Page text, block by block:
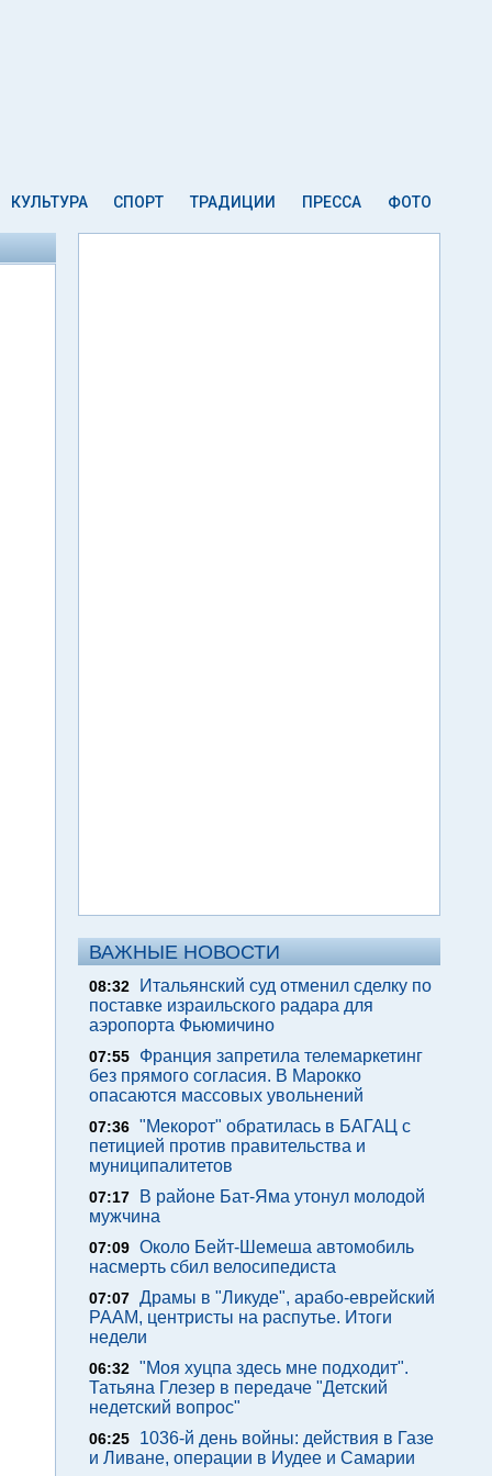
КУЛЬТУРА СПОРТ ТРАДИЦИИ ПРЕССА ФОТО
ВАЖНЫЕ НОВОСТИ
08:32
Итальянский суд отменил сделку по
поставке израильского радара для
аэропорта Фьюмичино
07:55
Франция запретила телемаркетинг
без прямого согласия. В Марокко
опасаются массовых увольнений
07:36 "Мекорот" обратилась в БАГАЦ с
петицией против правительства и
муниципалитетов
07:17
В районе Бат-Яма утонул молодой
мужчина
07:09 Около Бейт-Шемеша автомобиль
насмерть сбил велосипедиста
07:07 Драмы в "Ликуде", арабо-еврейский
РААМ, центристы на распутье. Итоги
недели
06:32 "Моя хуцпа здесь мне подходит".
Татьяна Глезер в передаче "Детский
недетский вопрос"
06:25
1036-й день войны: действия в Газе
и Ливане, операции в Иудее и Самарии